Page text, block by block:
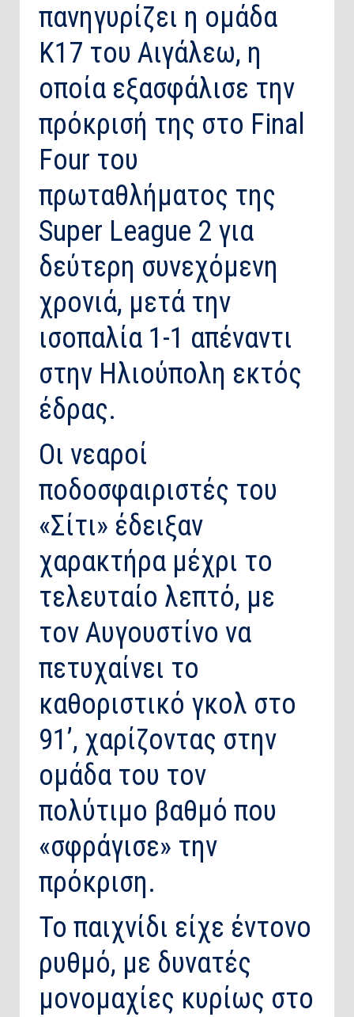
πανηγυρίζει η ομάδα
Κ17 του Αιγάλεω, η
οποία εξασφάλισε την
πρόκρισή της στο Final
Four του
πρωταθλήματος της
Super League 2 για
δεύτερη συνεχόμενη
χρονιά, μετά την
ισοπαλία 1-1 απέναντι
στην Ηλιούπολη εκτός
έδρας.
Οι νεαροί
ποδοσφαιριστές του
«Σίτι» έδειξαν
χαρακτήρα μέχρι το
τελευταίο λεπτό, με
τον Αυγουστίνο να
πετυχαίνει το
καθοριστικό γκολ στο
91’, χαρίζοντας στην
ομάδα του τον
πολύτιμο βαθμό που
«σφράγισε» την
πρόκριση.
Το παιχνίδι είχε έντονο
ρυθμό, με δυνατές
μονομαχίες κυρίως στο